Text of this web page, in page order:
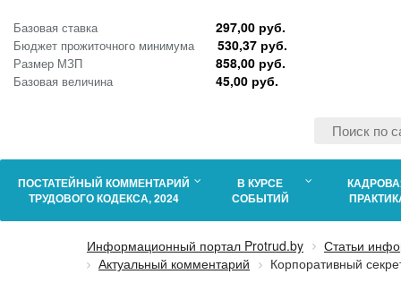
Базовая ставка 297,00 руб.
Бюджет прожиточного минимума 530,37 руб.
Размер МЗП 858,00 руб.
Базовая величина 45,00 руб.
ПОСТАТЕЙНЫЙ КОММЕНТАРИЙ
ТРУДОВОГО КОДЕКСА, 2024
В КУРСЕ
СОБЫТИЙ
Информационный портал Protrud.by Статьи
Актуальный комментарий
Корпоративный